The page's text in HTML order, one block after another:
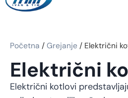
Početna /Grejanje/ Električni
Električni
Električni kotlovi